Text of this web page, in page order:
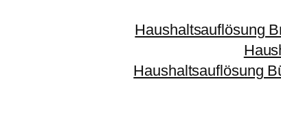
Haushaltsauflösung
Haushaltsauflösung